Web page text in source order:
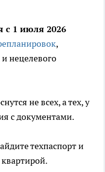
с 1 июля 2026
,
нецелевого
не всех, а тех, у
с документами.
техпаспорт и